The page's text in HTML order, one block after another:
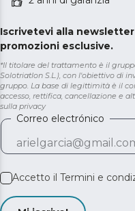
Iscrivetevi alla
promozioni esclusive.
*Il titolare del trattamento è il
Solotriatlon S.L.), con l'obiettivo di
gruppo. La base di legittimità è il
accesso, rettifica, cancellazione e
sulla privacy
Correo electrónico
Accetto il Termini e